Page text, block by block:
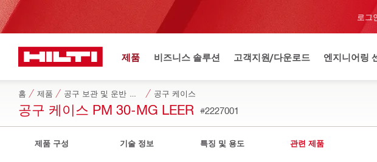
로그
제품 비즈니스 솔루션 고객지원/다운로드 엔지니어링
홈 제품 공구 케이스
공구 케이스 PM 30-MG LEER #2227001
제품 구성 기술 정보 특징 및 용도 관련 제품